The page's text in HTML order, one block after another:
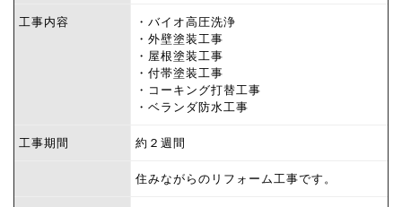
工事内容
・バイオ高圧洗浄
・外壁塗装工事
・屋根塗装工事
・付帯塗装工事
・コーキング打替工事
・ベランダ防水工事
工事期間 約２週間
住みながらのリフォーム工事です。